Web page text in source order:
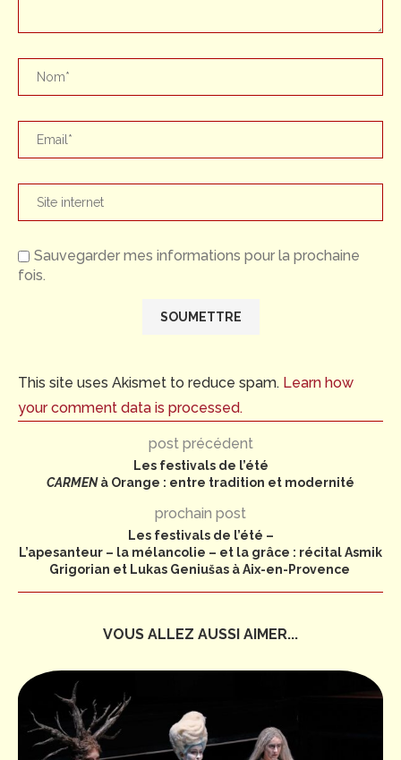
Sauvegarder mes informations pour la prochaine
fois.
This site uses Akismet to reduce spam. Learn how
your comment data is processed.
post précédent
Les festivals de l’été
CARMENà Orange : entre tradition et modernité
prochain post
Les festivals de l’été –
L’apesanteur – la mélancolie – et la grâce : récital Asmik
Grigorian et Lukas Geniušas à Aix-en-Provence
VOUS ALLEZ AUSSI AIMER...